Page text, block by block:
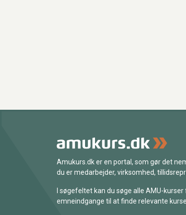
Amukurs.dk er en portal, som gør det
du er medarbejder, virksomhed,
I søgefeltet kan du søge alle AMU-
emneindgange til at finde relevante